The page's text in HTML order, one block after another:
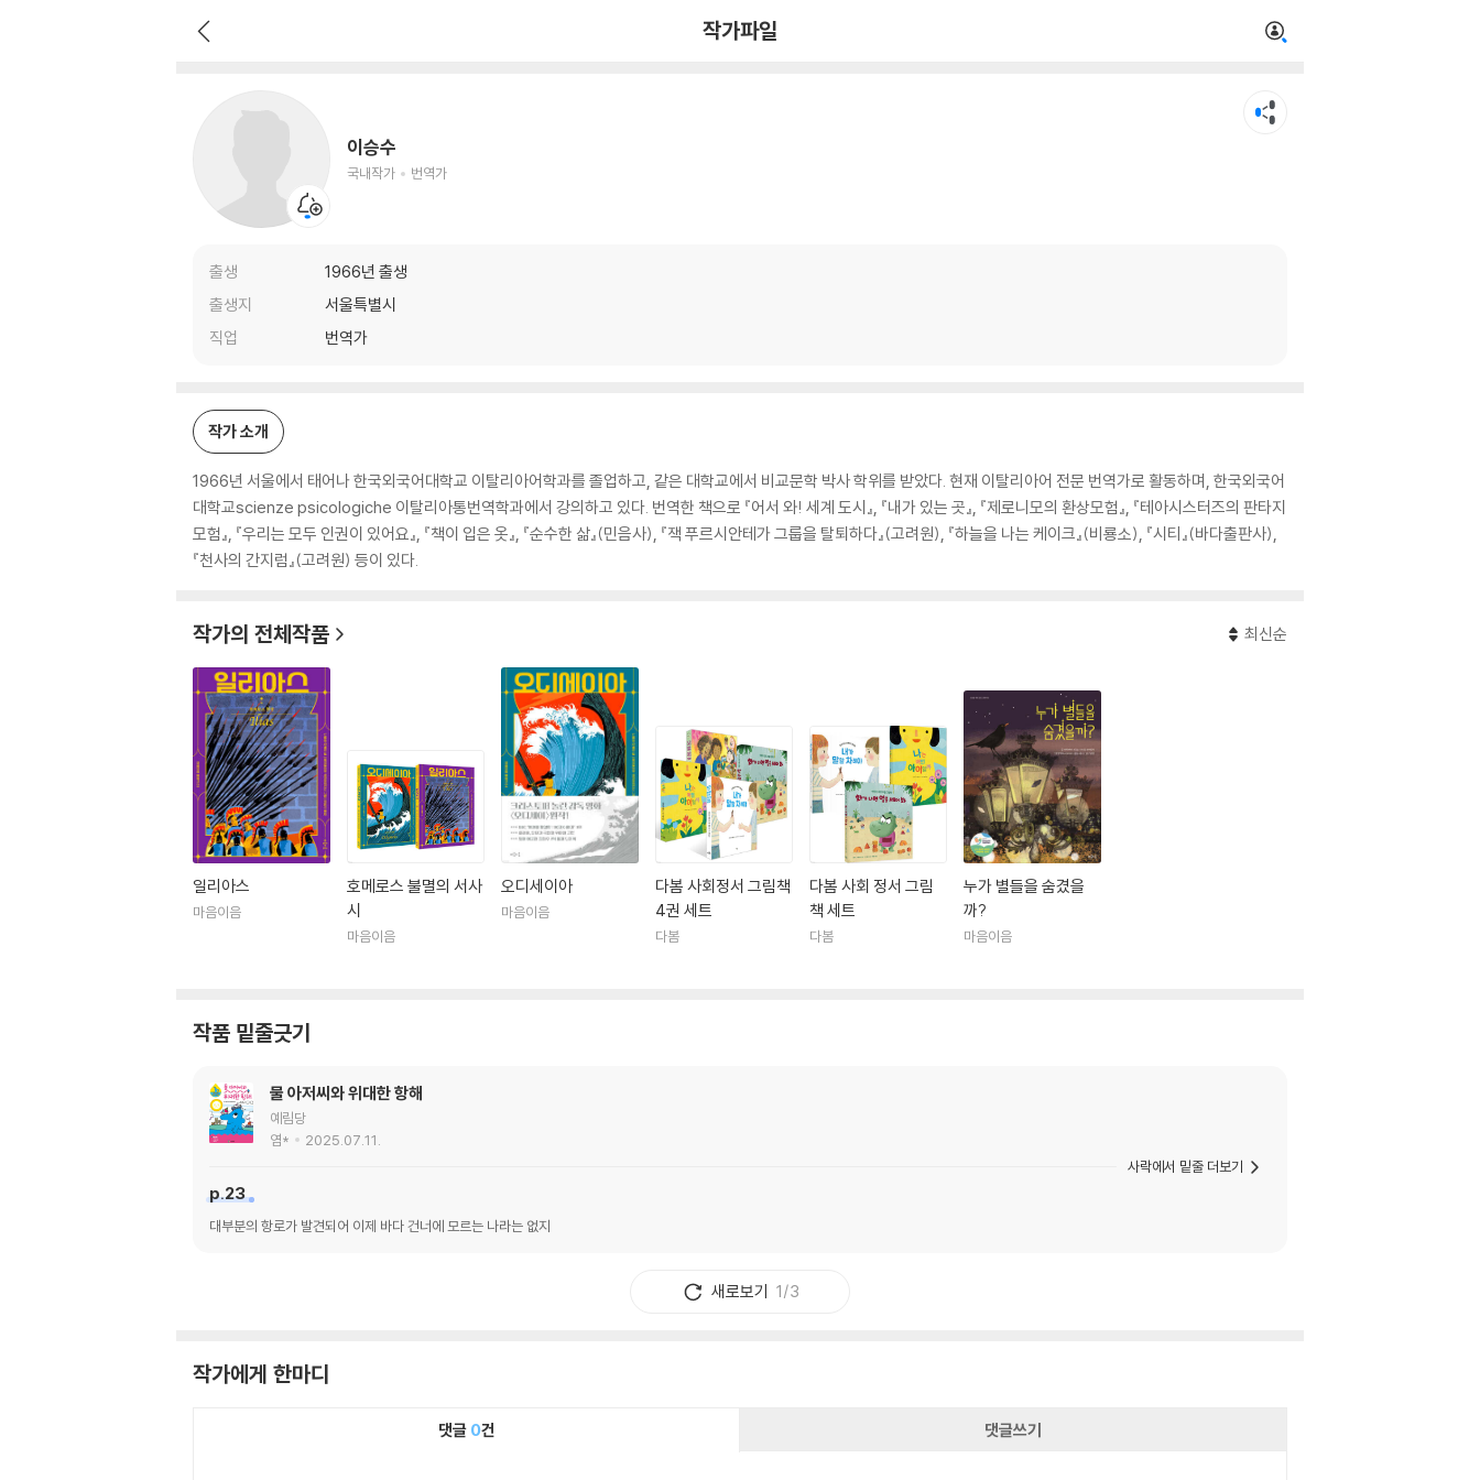
작가파일
이승수
국내작가 번역가
출생
1966년 출생
출생지
서울특별시
직업
번역가
작가 소개
1966년 서울에서 태어나 한국외국어대학교 이탈리아어학과를 졸업하고, 같은 대학교에서 비교문학 박사 학위를 받았다. 현재 이탈리아어 전문 번역가로 활동하며, 한국외국어
대학교scienze psicologiche 이탈리아통번역학과에서 강의하고 있다. 번역한 책으로 『어서 와! 세계 도시』, 『내가 있는 곳』, 『제로니모의 환상모험』, 『테아시스터즈의 판타지
모험』, 『우리는 모두 인권이 있어요』, 『책이 입은 옷』, 『순수한 삶』(민음사), 『잭 푸르시안테가 그룹을 탈퇴하다』(고려원), 『하늘을 나는 케이크』(비룡소), 『시티』(바다출판사),
『천사의 간지럼』(고려원) 등이 있다.
작가의 전체작품 최신순
일리아스
마음이음
호메로스 불멸의 서사
시
마음이음
오디세이아
마음이음
다봄 사회정서 그림책
4권 세트
다봄
다봄 사회 정서 그림
책 세트
다봄
누가 별들을 숨겼을
까?
마음이음
작품 밑줄긋기
물 아저씨와 위대한 항해
예림당
염*
2025.07.11.
p.23
대부분의 항로가 발견되어 이제 바다 건너에 모르는 나라는 없지
사락에서 밑줄 더보기
새로보기 1/3
작가에게 한마디
댓글 0건 댓글쓰기